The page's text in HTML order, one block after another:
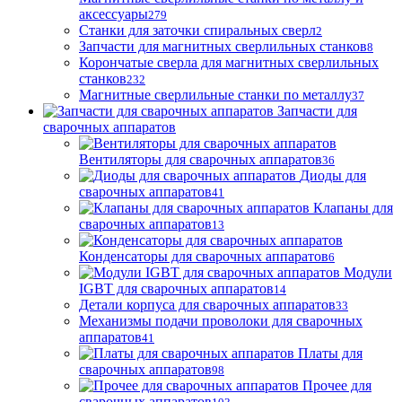
аксессуары279
Станки для заточки спиральных сверл2
Запчасти для магнитных сверлильных станков8
Корончатые сверла для магнитных сверлильных
станков232
Магнитные сверлильные станки по металлу37
Запчасти для
сварочных аппаратов
Вентиляторы для сварочных аппаратов36
Диоды для
сварочных аппаратов41
Клапаны для
сварочных аппаратов13
Конденсаторы для сварочных аппаратов6
Модули
IGBT для сварочных аппаратов14
Детали корпуса для сварочных аппаратов33
Механизмы подачи проволоки для сварочных
аппаратов41
Платы для
сварочных аппаратов98
Прочее для